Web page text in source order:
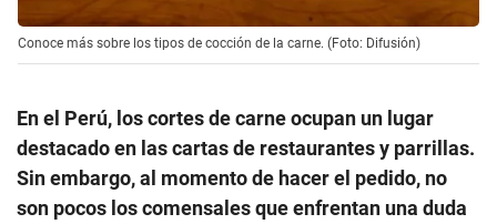
Conoce más sobre los tipos de cocción de la carne. (Foto: Difusión)
En el Perú, los cortes de carne ocupan un lugar
destacado en las cartas de restaurantes y parrillas.
Sin embargo, al momento de hacer el pedido, no
son pocos los comensales que enfrentan una duda